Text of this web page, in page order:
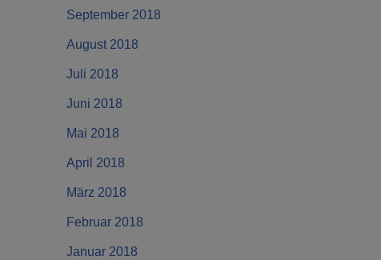
September 2018
August 2018
Juli 2018
Juni 2018
Mai 2018
April 2018
März 2018
Februar 2018
Januar 2018